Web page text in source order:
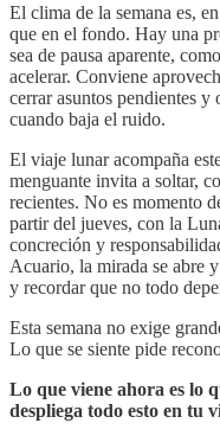
El clima de la semana es,
que en el fondo. Hay una
sea de pausa aparente,
acelerar. Conviene
cerrar asuntos pendientes y
cuando baja el ruido.
El viaje lunar acompaña
menguante invita a soltar,
recientes. No es momento
partir del jueves, con la
concreción y
Acuario, la mirada se abre
y recordar que no todo
Esta semana no exige
Lo que se siente pide
Lo que viene ahora es lo
despliega todo esto en tu